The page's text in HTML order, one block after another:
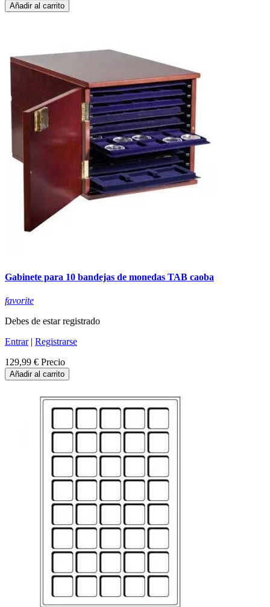
Añadir al carrito
Gabinete para 10 bandejas de monedas TAB caoba
favorite
Debes de estar registrado
Entrar| Registrarse
129,99 € Precio
Añadir al carrito